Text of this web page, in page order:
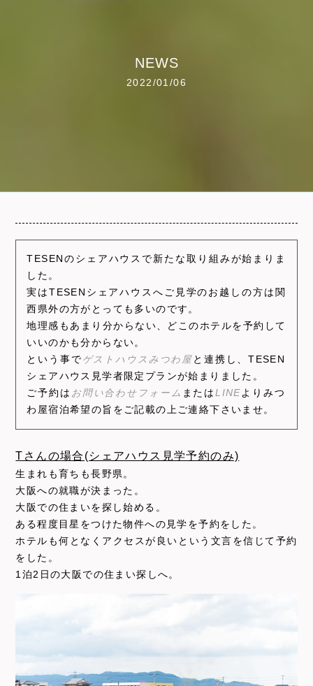
NEWS
2022/01/06
TESENのシェアハウスで新たな取り組みが始まりま
した。
実はTESENシェアハウスへご見学のお越しの方は関
西県外の方がとっても多いのです。
地理感もあまり分からない、どこのホテルを予約して
いいのかも分からない。
という事で ゲストハウスみつわ屋 と連携し、TESEN
シェアハウス見学者限定プランが始まりました。
ご予約は お問い合わせフォーム またはLINE よりみつ
わ屋宿泊希望の旨をご記載の上ご連絡下さいませ。
Tさんの場合(シェアハウス見学予約のみ)
生まれも育ちも長野県。
大阪への就職が決まった。
大阪での住まいを探し始める。
ある程度目星をつけた物件への見学を予約をした。
ホテルも何となくアクセスが良いという文言を信じて予約
をした。
1泊2日の大阪での住まい探しへ。